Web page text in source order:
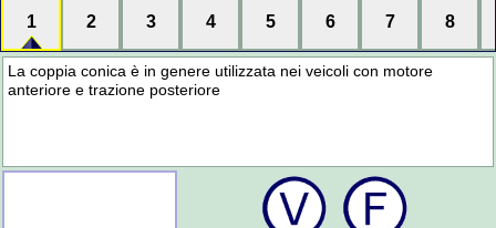
1 2 3 4 5 6 7 8
La coppia conica è in genere utilizzata nei veicoli con motore
anteriore e trazione posteriore